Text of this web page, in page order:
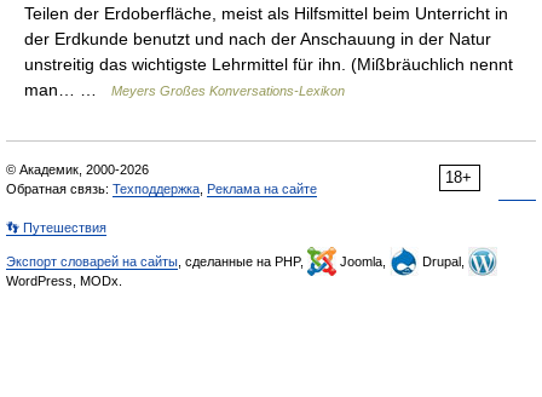
Teilen der Erdoberfläche, meist als Hilfsmittel beim Unterricht in
der Erdkunde benutzt und nach der Anschauung in der Natur
unstreitig das wichtigste Lehrmittel für ihn. (Mißbräuchlich nennt
man… …
Meyers Großes Konversations-Lexikon
18+
© Академик, 2000-2026
Обратная связь: Техподдержка Реклама на сайте
👣 Путешествия
Экспорт словарей на сайты , сделанные на PHP, Joomla,
Drupal,
WordPress, MODx.